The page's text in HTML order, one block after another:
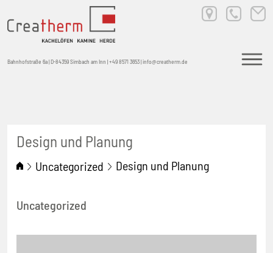
to
Bahnhofstraße 6a | D-84359 Simbach am Inn |+49 8571 3653|info@creatherm.de
Design und Planung
Uncategorized Design und Planung
Uncategorized